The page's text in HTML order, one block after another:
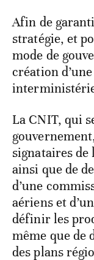
Afin de
stratégie, et
mode de
création
La CNIT, qui
signataires de
ainsi que de
d’une
aériens et
définir les
même que de
des plans